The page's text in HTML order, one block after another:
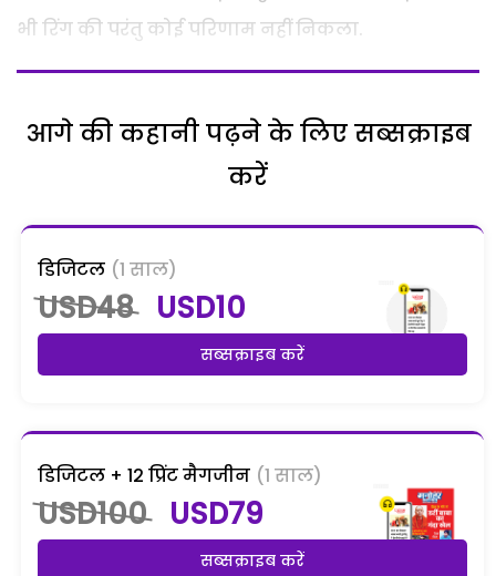
भी रिंग की परंतु कोई परिणाम नहीं निकला.
आगे की कहानी पढ़ने के लिए सब्सक्राइब
करें
डिजिटल (1 साल)
USD48 USD10
सब्सक्राइब करें
डिजिटल + 12 प्रिंट मैगजीन (1 साल)
USD100 USD79
सब्सक्राइब करें